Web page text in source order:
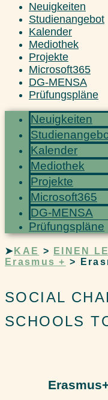
Neuigkeiten
Studienangebot
Kalender
Mediothek
Projekte
Microsoft365
DG-MENSA
Prüfungspläne
Neuigkeiten
Kalender
Mediothek
Projekte
Microsoft365
DG-MENSA
Prüfungspläne
➤ KAE > EINEN
Erasmus + >
SOCIAL
SCHOOLS